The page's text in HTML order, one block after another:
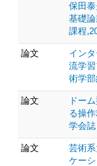
保田
基礎
課程
論文
イン
流学
術学
論文
ドー
る操
学会
論文
芸術
ケー